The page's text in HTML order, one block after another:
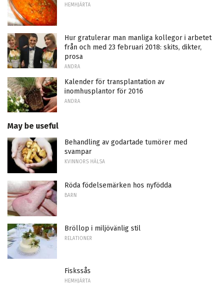
HEMHJÄRTA
Hur gratulerar man manliga kollegor i arbetet
från och med 23 februari 2018: skits, dikter,
prosa
ANDRA
Kalender för transplantation av
inomhusplantor för 2016
ANDRA
May be useful
Behandling av godartade tumörer med
svampar
KVINNORS HÄLSA
Röda födelsemärken hos nyfödda
BARN
Bröllop i miljövänlig stil
RELATIONER
Fiskssås
HEMHJÄRTA